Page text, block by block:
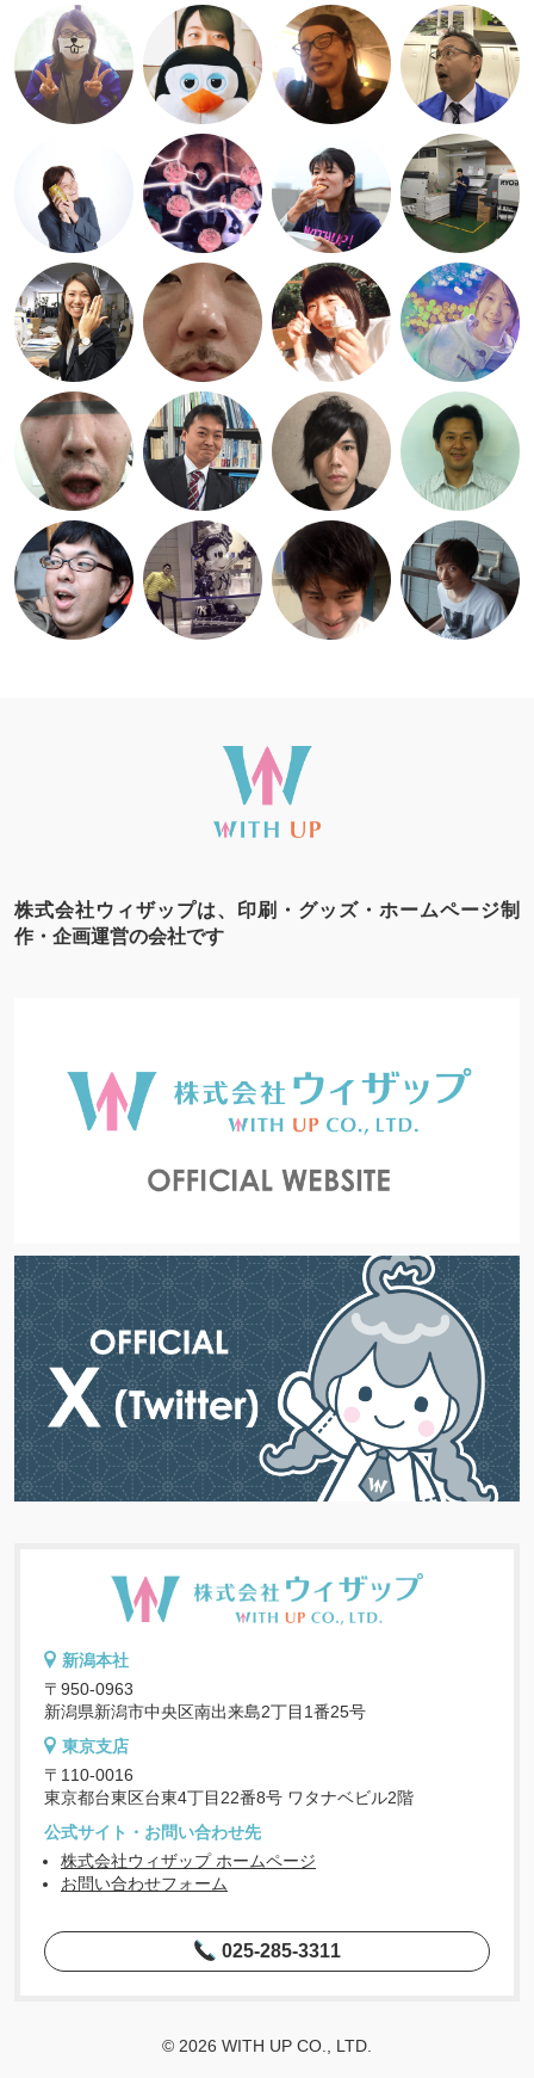
株式会社ウィザップは、印刷・グッズ・ホームページ制
作・企画運営の会社です
新潟本社
〒950-0963
新潟県新潟市中央区南出来島2丁目1番25号
東京支店
〒110-0016
東京都台東区台東4丁目22番8号 ワタナベビル2階
公式サイト・お問い合わせ先
株式会社ウィザップ ホームページ
お問い合わせフォーム
025-285-3311
© 2026 WITH UP CO., LTD.